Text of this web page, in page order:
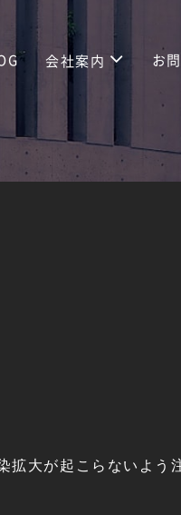
会社案内 お
拡大が起こらないよう